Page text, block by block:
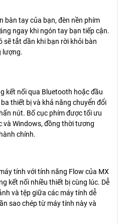
bàn tay của bạn, đèn nền phím
ngay khi ngón tay bạn tiếp cận.
sẽ tắt dần khi bạn rời khỏi bàn
lượng.
kết nối qua Bluetooth hoặc đầu
thiết bị và khả năng chuyển đổi
nút. Bố cục phím được tối ưu
và Windows, đồng thời tương
chính.
tính với tính năng Flow của MX
kết nối nhiều thiết bị cùng lúc. Dễ
và tệp giữa các máy tính dễ
sao chép từ máy tính này và